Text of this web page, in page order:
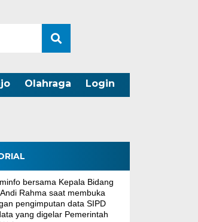
Olahraga Login